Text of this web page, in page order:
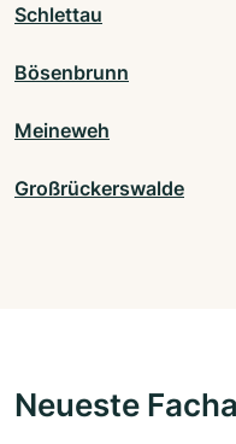
Schlettau
Bösenbrunn
Meineweh
Großrückerswalde
Neueste